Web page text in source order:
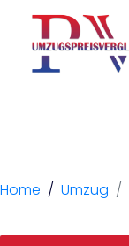
Home Umzug